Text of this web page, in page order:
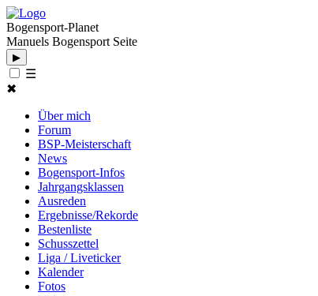
Bogensport-Planet
Manuels Bogensport Seite
▶
☰
✖
Über mich
Forum
BSP-Meisterschaft
News
Bogensport-Infos
Jahrgangsklassen
Ausreden
Ergebnisse/Rekorde
Bestenliste
Schusszettel
Liga / Liveticker
Kalender
Fotos